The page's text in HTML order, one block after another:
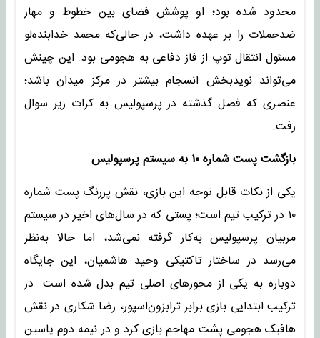
محدود شده بود؛ او پوشش فضای بین خطوط و مهار
ضدحملات را بر عهده داشت، در حالی‌که محمد خدابنده‌لو
مسئول انتقال توپ از فاز دفاعی به هجومی بود. این چینش
می‌تواند نویدبخش انسجام بیشتر در مرکز میدان باشد؛
عنصری که فصل گذشته در پرسپولیس به کرات زیر سوال
رفت.
بازگشت پست شماره ۱۰ به سیستم پرسپولیس
یکی از نکات قابل توجه این بازی، نقش پررنگ پست شماره
۱۰ در ترکیب تیم است؛ پستی که در سال‌های اخیر در سیستم
مربیان پرسپولیس به‌کار گرفته نمی‌شد، اما حالا به‌نظر
می‌رسد در ساختار تاکتیکی وحید هاشمیان، این جایگاه
دوباره به یکی از محورهای اصلی تیم بدل شده است. در
ترکیب ابتدایی بازی برابر ترابزون‌اسپور، رضا شکاری در نقش
هافبک هجومی پشت مهاجم بازی کرد و در نیمه دوم یاسین